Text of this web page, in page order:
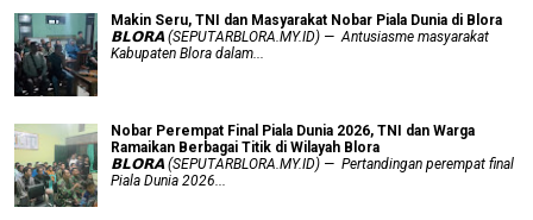
Makin Seru, TNI dan Masyarakat Nobar Piala Dunia di Blora
𝗕𝗟𝗢𝗥𝗔 (SEPUTARBLORA.MY.ID) — Antusiasme masyarakat
Kabupaten Blora dalam...
Nobar Perempat Final Piala Dunia 2026, TNI dan Warga
Ramaikan Berbagai Titik di Wilayah Blora
𝗕𝗟𝗢𝗥𝗔 (SEPUTARBLORA.MY.ID) — Pertandingan perempat final
Piala Dunia 2026...